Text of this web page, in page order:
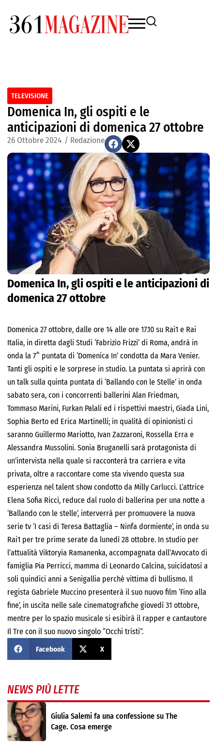
TELEVISIONE
Domenica In, gli ospiti e le
anticipazioni di domenica 27 ottobre
26 Ottobre 2024 / Redazione
Domenica In, gli ospiti e le anticipazioni di
domenica 27 ottobre
Domenica 27 ottobre, dalle ore 14 alle ore 17.10 su Rai1 e Rai
Italia, in diretta dagli Studi ‘Fabrizio Frizzi’ di Roma, andrà in
onda la 7^ puntata di ‘Domenica In’ condotta da Mara Venier.
Tanti gli ospiti e le sorprese in studio. La puntata si aprirà con
un talk sulla quinta puntata di ‘Ballando con le Stelle’ in onda
sabato sera, con i concorrenti ballerini Alan Friedman,
Tommaso Marini, Furkan Palali ed i rispettivi maestri, Giada Lini,
Sophia Berto ed Erica Martinelli; in qualità di opinionisti ci
saranno Guillermo Mariotto, Ivan Zazzaroni, Rossella Erra e
Alessandra Mussolini. Sonia Bruganelli sarà protagonista di
un’intervista nella quale si racconterà tra carriera e vita
privata, oltre a raccontare come sta vivendo questa sua
esperienza nel talent show condotto da Milly Carlucci. L’attrice
Elena Sofia Ricci, reduce dal ruolo di ballerina per una notte a
‘Ballando con le stelle’, interverrà per promuovere la nuova
serie tv ‘I casi di Teresa Battaglia – Ninfa dormiente’, in onda su
Rai1 per tre prime serate da lunedì 28 ottobre. In studio per
l’attualità Viktoryia Ramanenka, accompagnata dall’Avvocato di
famiglia Pia Perricci, mamma di Leonardo Calcina, suicidatosi a
soli quindici anni a Senigallia perché vittima di bullismo. Il
regista Gabriele Muccino presenterà il suo nuovo film ‘Fino alla
fine’, in uscita nelle sale cinematografiche giovedì 31 ottobre,
mentre per lo spazio musicale si esibirà il rapper e cantautore
Il Tre con il suo nuovo singolo “Occhi tristi”.
Facebook X
NEWS PIÙ LETTE
Giulia Salemi fa una confessione su The
Cage. Cosa emerge